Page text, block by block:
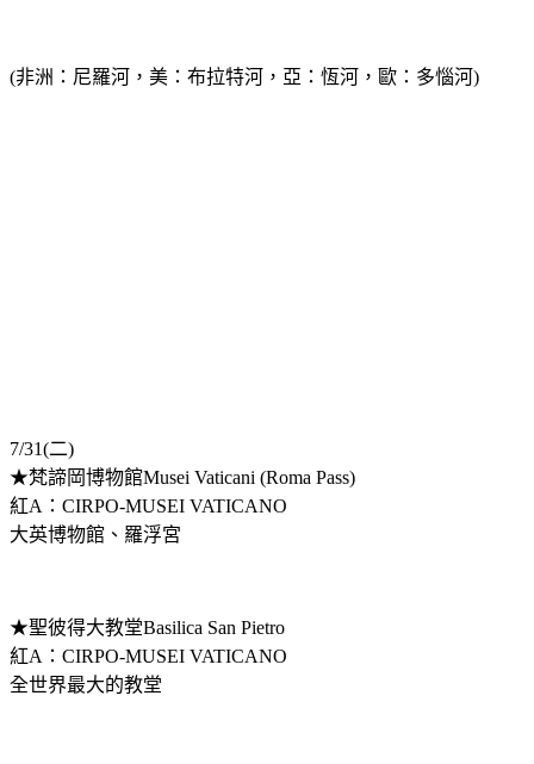
(非洲：尼羅河，美：布拉特河，亞：恆河，歐：多惱河)
7/31(二)
★梵諦岡博物館Musei Vaticani (Roma Pass)
紅A：CIRPO-MUSEI VATICANO
大英博物館、羅浮宮
★聖彼得大教堂Basilica San Pietro
紅A：CIRPO-MUSEI VATICANO
全世界最大的教堂